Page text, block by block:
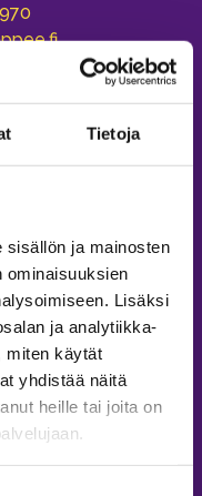
Tietoja
sisällön ja mainosten
ominaisuuksien
Lisäksi
ja analytiikka-
miten käytät
yhdistää näitä
heille tai joita on